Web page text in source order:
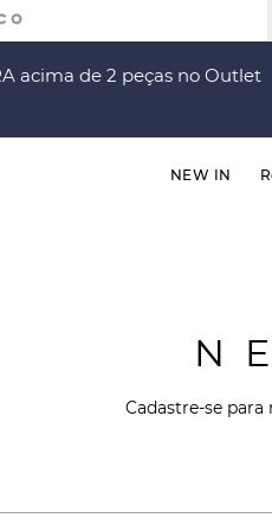
acima de 2 peças no Outlet
NEW IN
Cadastre-se